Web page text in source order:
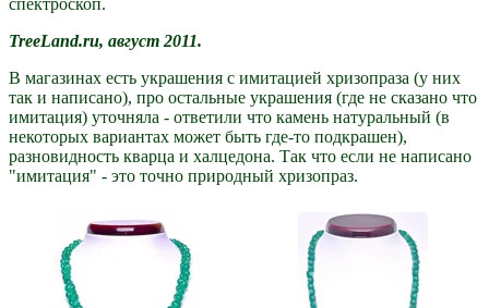
спектроскоп.
TreeLand.ru, август 2011.
В магазинах есть украшения с имитацией хризопраза (у них
так и написано), про остальные украшения (где не сказано что
имитация) уточняла - ответили что камень натуральный (в
некоторых вариантах может быть где-то подкрашен),
разновидность кварца и халцедона. Так что если не написано
"имитация" - это точно природный хризопраз.